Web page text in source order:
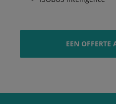
EEN OFFERTE